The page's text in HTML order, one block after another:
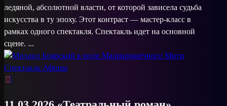
ледяной, абсолютной власти, от которой зависела судьба
искусства в ту эпоху. Этот контраст — мастер-класс в
рамках одного спектакля. Спектакль идет на основной
сцене. ...